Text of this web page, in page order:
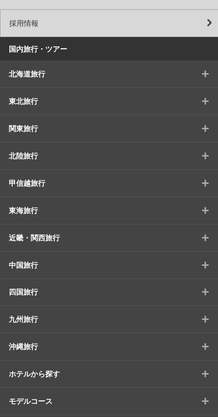
採用情報
国内旅行・ツアー
北海道旅行 +
東北旅行 +
関東旅行 +
北陸旅行 +
甲信越旅行 +
東海旅行 +
近畿・関西旅行 +
中国旅行 +
四国旅行 +
九州旅行 +
沖縄旅行 +
ホテルから探す +
モデルコース +